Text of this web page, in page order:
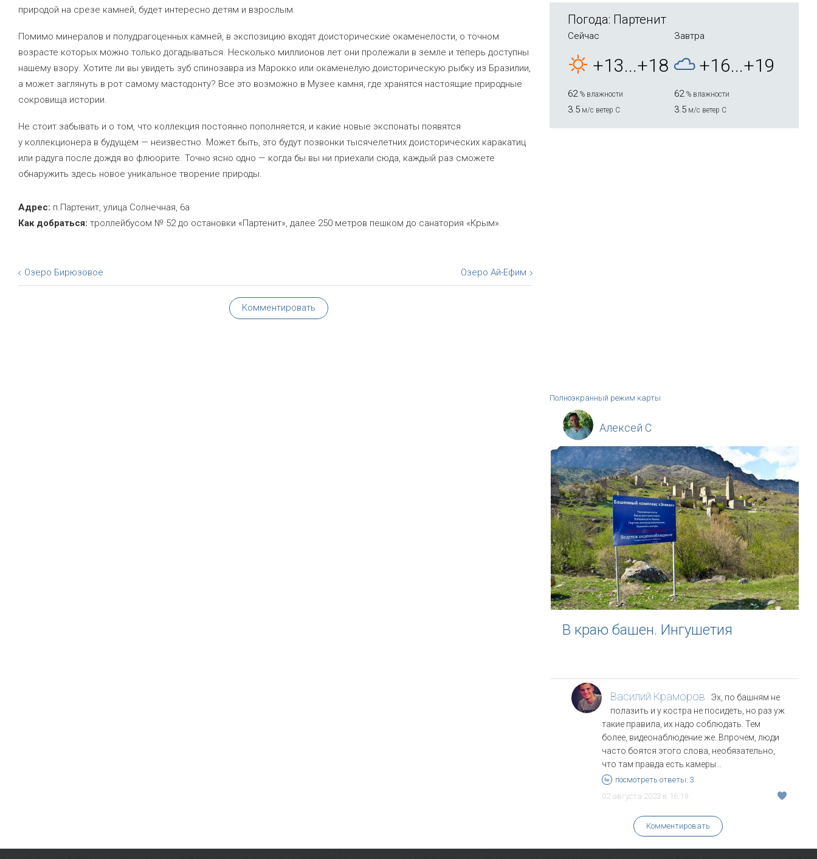
Погода: Партенит
Сейчас Завтра
+13...+18 +16...+19
62% влажности 62% влажности
3.5 м/с ветер С 3.5 м/с ветер С
Полноэкранный режим карты
Алексей C
В краю башен. Ингушетия
Василий Краморов
Эх, по башням не
полазить и у костра не посидеть, но раз уж
такие правила, их надо соблюдать. Тем
более, видеонаблюдение же. Впрочем, люди
часто боятся этого слова, необязательно,
что там правда есть камеры...
посмотреть ответы: 3
02 августа 2023 в 16:19
Комментировать
природой на срезе камней, будет интересно детям и взрослым.
Помимо минералов и полудрагоценных камней, в экспозицию входят доисторические окаменелости, о точном
возрасте которых можно только догадываться. Несколько миллионов лет они пролежали в земле и теперь доступны
нашему взору. Хотите ли вы увидеть зуб спинозавра из Марокко или окаменелую доисторическую рыбку из Бразилии,
а может заглянуть в рот самому мастодонту? Все это возможно в Музее камня, где хранятся настоящие природные
сокровища истории.
Не стоит забывать и о том, что коллекция постоянно пополняется, и какие новые экспонаты появятся
у коллекционера в будущем — неизвестно. Может быть, это будут позвонки тысячелетних доисторических каракатиц
или радуга после дождя во флюорите. Точно ясно одно — когда бы вы ни приехали сюда, каждый раз сможете
обнаружить здесь новое уникальное творение природы.
Адрес: п.Партенит, улица Солнечная, 6а
Как добраться: троллейбусом № 52 до остановки «Партенит», далее 250 метров пешком до санатория «Крым».
Озеро Ай-Ефим
Озеро Бирюзовое
Комментировать